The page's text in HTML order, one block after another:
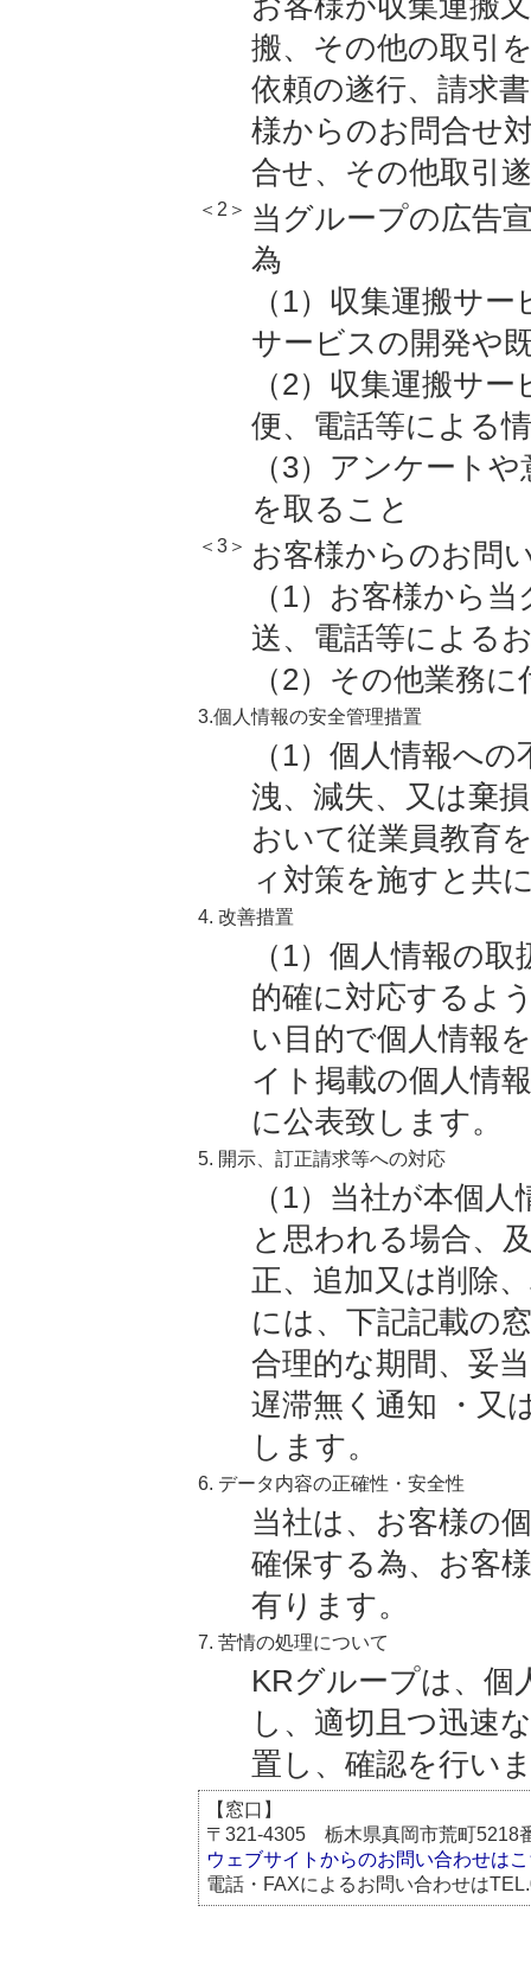
搬、その他の取引
依頼の遂行、請求
様からのお問合せ
合せ、その他取引
＜2＞ 当グループの広告
為
（1）収集運搬サ
サービスの開発や
（2）収集運搬サ
便、電話等による
（3）アンケート
を取ること
＜3＞ お客様からのお問
（1）お客様から
送、電話等による
（2）その他業務
3.個人情報の安全管理措置
（1）個人情報へ
洩、減失、又は棄
おいて従業員教育
ィ対策を施すと共
4. 改善措置
（1）個人情報の
的確に対応するよ
い目的で個人情報
イト掲載の個人情
に公表致します。
5. 開示、訂正請求等への対応
（1）当社が本個
と思われる場合、
正、追加又は削除
には、下記記載の
合理的な期間、妥
遅滞無く通知 ・又
します。
6. データ内容の正確性・安全性
当社は、お客様の
確保する為、お客
有ります。
7. 苦情の処理について
KRグループは、個
し、適切且つ迅速
置し、確認を行い
【窓口】
〒321-4305 栃木県真岡市荒町5218
ウェブサイトからのお問い合わせは
電話・FAXによるお問い合わせは